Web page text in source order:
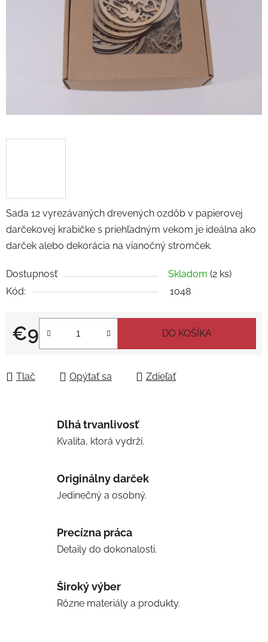
Sada 12 vyrezávaných drevených ozdôb v papierovej
darčekovej krabičke s priehľadným vekom je ideálna ako
darček alebo dekorácia na vianočný stromček.
Dostupnosť Skladom (2 ks)
Kód:
1048
€9
Jednotková cena:
DO KOŠÍKA
Tlač Opýtať sa Zdieľať
Dlhá trvanlivosť
Kvalita, ktorá vydrží.
Originálny darček
Jedinečný a osobný.
Precízna práca
Detaily do dokonalosti.
Široký výber
Rôzne materiály a produkty.